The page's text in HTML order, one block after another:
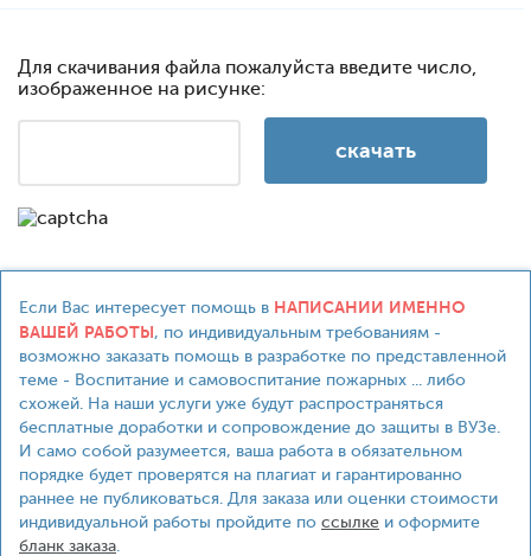
Для скачивания файла пожалуйста введите число,
изображенное на рисунке:
Если Вас интересует помощь в НАПИСАНИИ ИМЕННО
ВАШЕЙ РАБОТЫ, по индивидуальным требованиям -
возможно заказать помощь в разработке по представленной
теме - Воспитание и самовоспитание пожарных ... либо
схожей. На наши услуги уже будут распространяться
бесплатные доработки и сопровождение до защиты в ВУЗе.
И само собой разумеется, ваша работа в обязательном
порядке будет проверятся на плагиат и гарантированно
раннее не публиковаться. Для заказа или оценки стоимости
индивидуальной работы пройдите по ссылке и оформите
бланк заказа